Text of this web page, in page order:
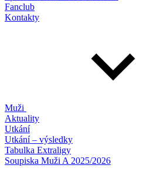
Fanclub
Kontakty
Muži
Aktuality
Utkání
Utkání – výsledky
Tabulka Extraligy
Soupiska Muži A 2025/2026